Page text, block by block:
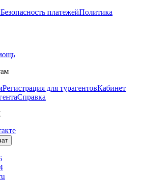
Безопасность платежейПолитика
Регистрация для турагентовКабинет
Справка